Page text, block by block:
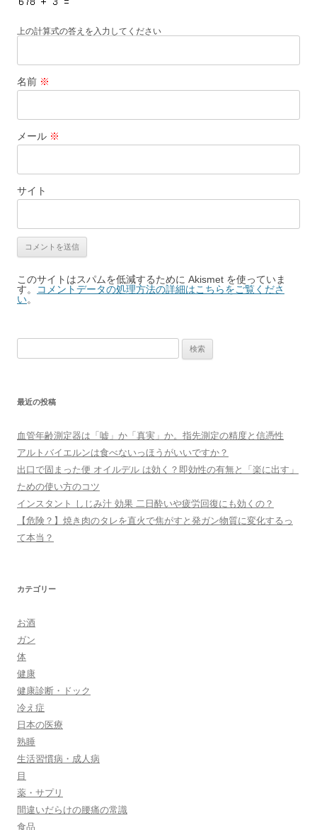
上の計算式の答えを入力してください
名前 ※
メール ※
サイト
このサイトはスパムを低減するために Akismet を使っていま
す。
コメントデータの処理方法の詳細はこちらをご覧くださ
い。
最近の投稿
血管年齢測定器は「嘘」か「真実」か。指先測定の精度と信憑性
アルトバイエルンは食べないっほうがいいですか？
出口で固まった便 オイルデル は効く？即効性の有無と「楽に出す」
ための使い方のコツ
インスタント しじみ汁 効果 二日酔いや疲労回復にも効くの？
【危険？】焼き肉のタレを直火で焦がすと発ガン物質に変化するっ
て本当？
カテゴリー
お酒
ガン
体
健康
健康診断・ドック
冷え症
日本の医療
熟睡
生活習慣病・成人病
目
薬・サプリ
間違いだらけの腰痛の常識
食品